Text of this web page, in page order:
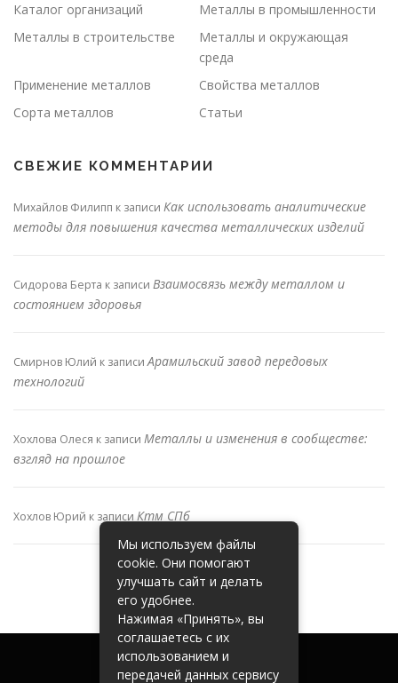
Каталог организаций
Металлы в промышленности
Металлы в строительстве
Металлы и окружающая
среда
Применение металлов
Свойства металлов
Сорта металлов
Статьи
СВЕЖИЕ КОММЕНТАРИИ
Михайлов Филипп к записи Как использовать аналитические
методы для повышения качества металлических изделий
Сидорова Берта к записи Взаимосвязь между металлом и
состоянием здоровья
Смирнов Юлий к записиАрамильский завод передовых
технологий
Хохлова Олеся к записи Металлы и изменения в сообществе:
взгляд на прошлое
Хохлов Юрий к записи Ктм СПб
Мы используем файлы
cookie. Они помогают
улучшать сайт и делать
его удобнее.
Нажимая «Принять», вы
соглашаетесь с их
использованием и
передачей данных сервису